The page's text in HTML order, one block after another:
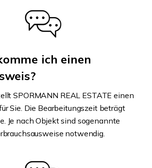
ich einen
SPORMANN REAL ESTATE einen
Sie. Die Bearbeitungszeit beträgt
Je nach Objekt sind sogenannte
notwendig.